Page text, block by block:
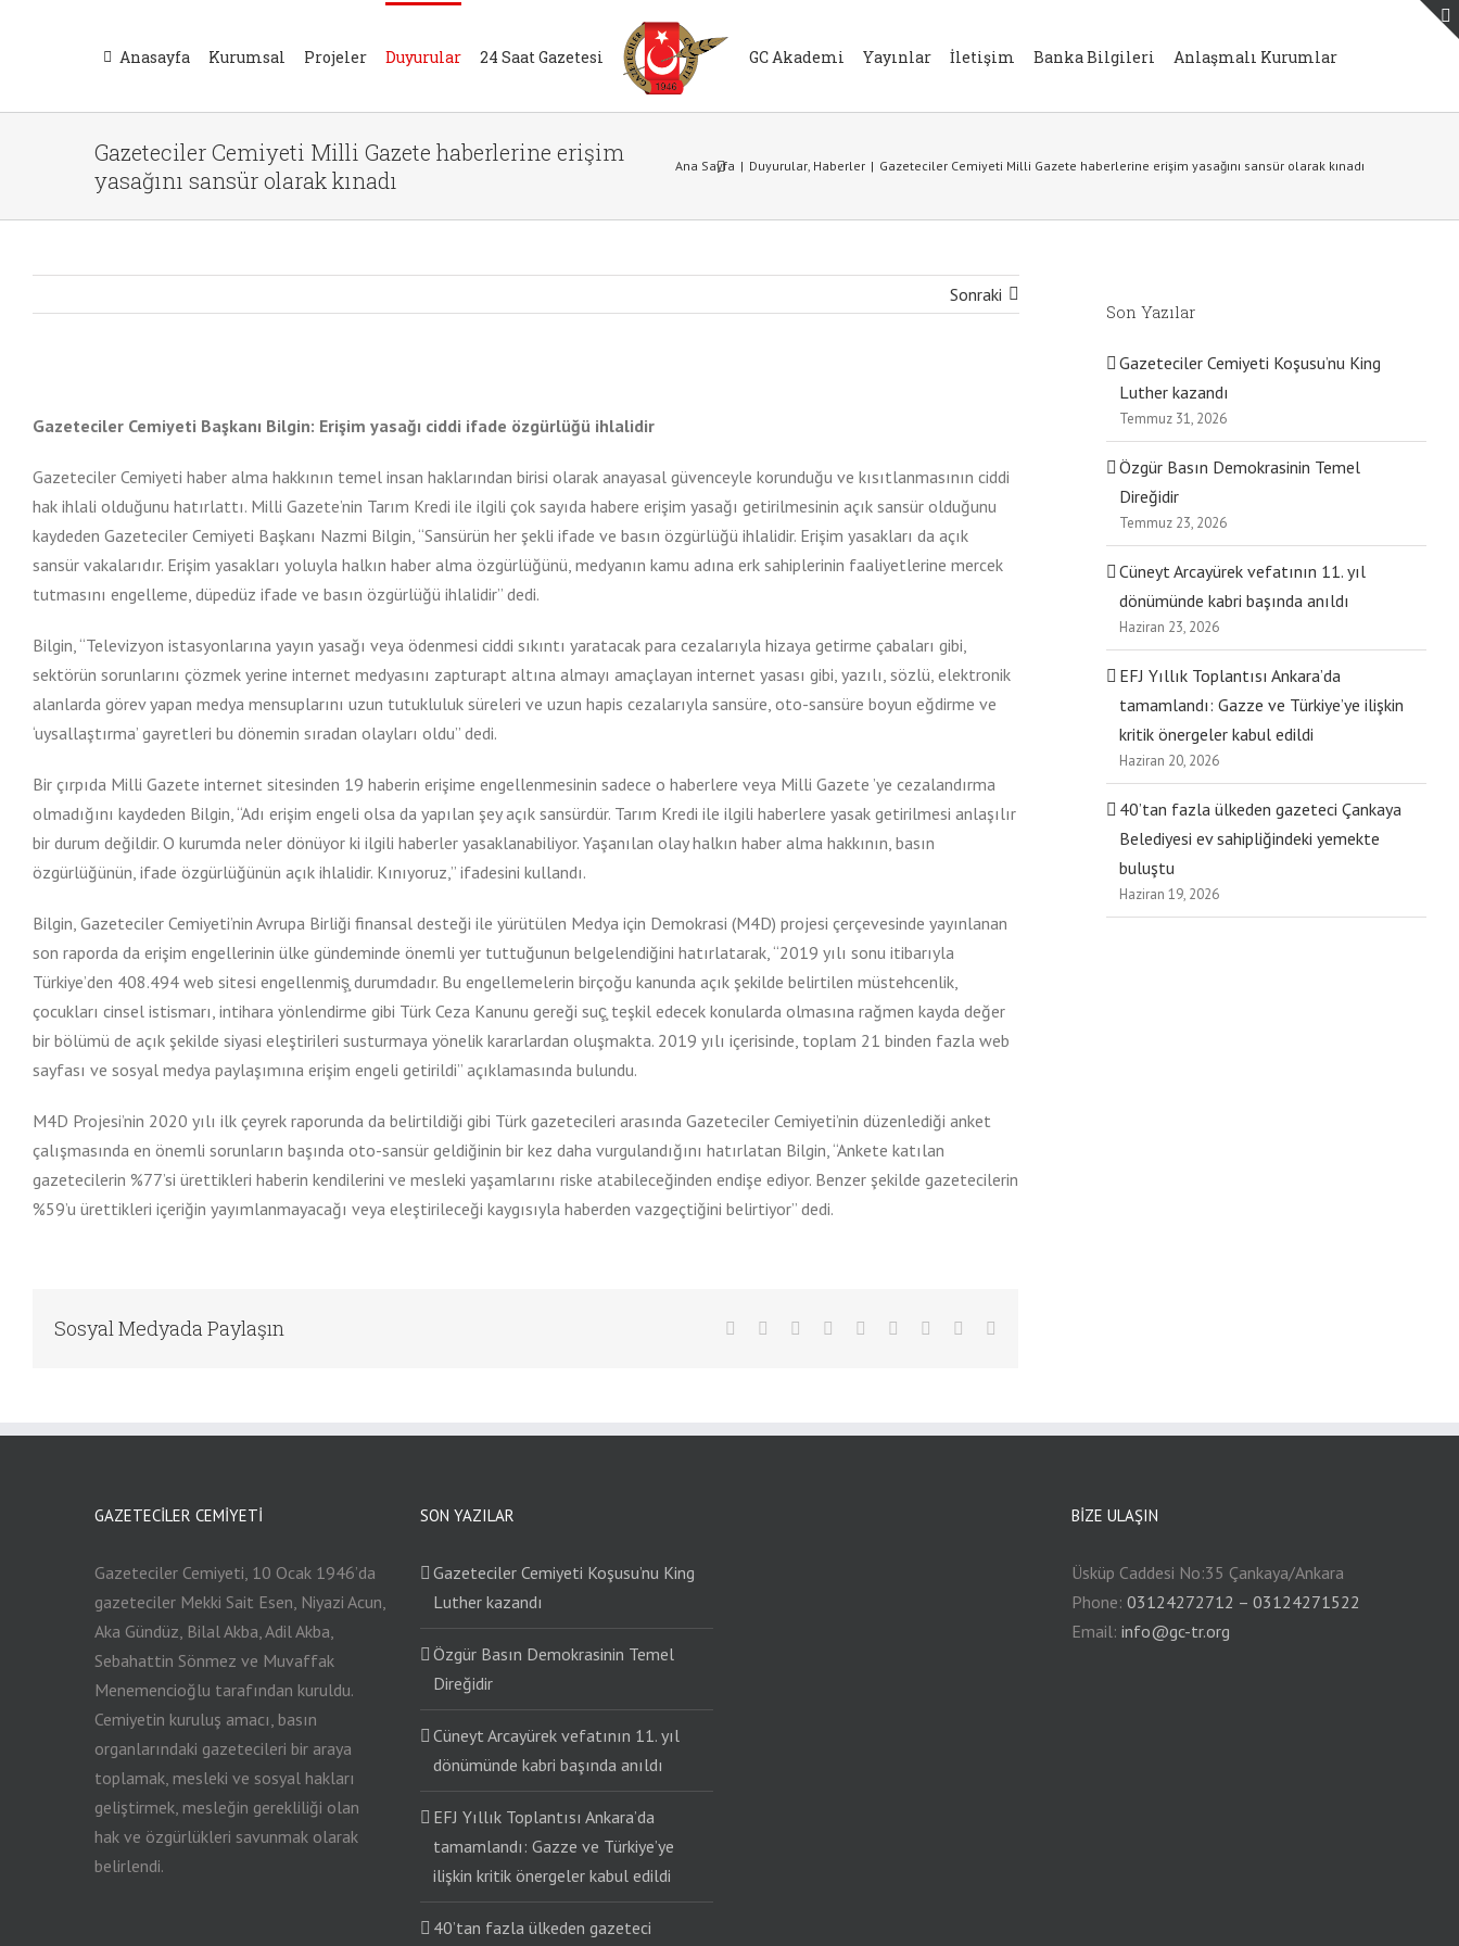
Anasayfa Kurumsal Projeler Duyurular 24 Saat Gazetesi GC Akademi Yayınlar İletişim Banka Bilgileri Anlaşmalı Kurumlar
Gazeteciler Cemiyeti Milli Gazete haberlerine erişim
yasağını sansür olarak kınadı
Ana Sayfa | Duyurular, Haberler | Gazeteciler Cemiyeti Milli Gazete haberlerine erişim yasağını sansür olarak kınadı
Sonraki
Larger
Gazeteciler Cemiyeti Başkanı Bilgin: Erişim yasağı ciddi ifade özgürlüğü ihlalidir
Gazeteciler Cemiyeti haber alma hakkının temel insan haklarından birisi olarak anayasal güvenceyle korunduğu ve kısıtlanmasının ciddi
hak ihlali olduğunu hatırlattı. Milli Gazete’nin Tarım Kredi ile ilgili çok sayıda habere erişim yasağı getirilmesinin açık sansür olduğunu
kaydeden Gazeteciler Cemiyeti Başkanı Nazmi Bilgin, “Sansürün her şekli ifade ve basın özgürlüğü ihlalidir. Erişim yasakları da açık
sansür vakalarıdır. Erişim yasakları yoluyla halkın haber alma özgürlüğünü, medyanın kamu adına erk sahiplerinin faaliyetlerine mercek
tutmasını engelleme, düpedüz ifade ve basın özgürlüğü ihlalidir” dedi.
Bilgin, “Televizyon istasyonlarına yayın yasağı veya ödenmesi ciddi sıkıntı yaratacak para cezalarıyla hizaya getirme çabaları gibi,
sektörün sorunlarını çözmek yerine internet medyasını zapturapt altına almayı amaçlayan internet yasası gibi, yazılı, sözlü, elektronik
alanlarda görev yapan medya mensuplarını uzun tutukluluk süreleri ve uzun hapis cezalarıyla sansüre, oto-sansüre boyun eğdirme ve
‘uysallaştırma’ gayretleri bu dönemin sıradan olayları oldu” dedi.
Bir çırpıda Milli Gazete internet sitesinden 19 haberin erişime engellenmesinin sadece o haberlere veya Milli Gazete ’ye cezalandırma
olmadığını kaydeden Bilgin, “Adı erişim engeli olsa da yapılan şey açık sansürdür. Tarım Kredi ile ilgili haberlere yasak getirilmesi anlaşılır
bir durum değildir. O kurumda neler dönüyor ki ilgili haberler yasaklanabiliyor. Yaşanılan olay halkın haber alma hakkının, basın
özgürlüğünün, ifade özgürlüğünün açık ihlalidir. Kınıyoruz,” ifadesini kullandı.
Bilgin, Gazeteciler Cemiyeti’nin Avrupa Birliği finansal desteği ile yürütülen Medya için Demokrasi (M4D) projesi çerçevesinde yayınlanan
son raporda da erişim engellerinin ülke gündeminde önemli yer tuttuğunun belgelendiğini hatırlatarak, “2019 yılı sonu itibarıyla
Türkiye’den 408.494 web sitesi engellenmiş̧ durumdadır. Bu engellemelerin birçoğu kanunda açık şekilde belirtilen müstehcenlik,
çocukları cinsel istismarı, intihara yönlendirme gibi Türk Ceza Kanunu gereği suç̧ teşkil edecek konularda olmasına rağmen kayda değer
bir bölümü de açık şekilde siyasi eleştirileri susturmaya yönelik kararlardan oluşmakta. 2019 yılı içerisinde, toplam 21 binden fazla web
sayfası ve sosyal medya paylaşımına erişim engeli getirildi” açıklamasında bulundu.
M4D Projesi’nin 2020 yılı ilk çeyrek raporunda da belirtildiği gibi Türk gazetecileri arasında Gazeteciler Cemiyeti’nin düzenlediği anket
çalışmasında en önemli sorunların başında oto-sansür geldiğinin bir kez daha vurgulandığını hatırlatan Bilgin, “Ankete katılan
gazetecilerin %77’si ürettikleri haberin kendilerini ve mesleki yaşamlarını riske atabileceğinden endişe ediyor. Benzer şekilde gazetecilerin
%59’u ürettikleri içeriğin yayımlanmayacağı veya eleştirileceği kaygısıyla haberden vazgeçtiğini belirtiyor” dedi.
Sosyal Medyada Paylaşın Facebook
TwitterLinkedIn
Reddit WhatsApp
TumblrPinterest
Son Yazılar
Gazeteciler Cemiyeti Koşusu’nu King
Luther kazandı
Temmuz 31, 2026
Özgür Basın Demokrasinin Temel
Direğidir
Temmuz 23, 2026
Cüneyt Arcayürek vefatının 11. yıl
dönümünde kabri başında anıldı
Haziran 23, 2026
EFJ Yıllık Toplantısı Ankara’da
tamamlandı: Gazze ve Türkiye’ye ilişkin
kritik önergeler kabul edildi
Haziran 20, 2026
40’tan fazla ülkeden gazeteci Çankaya
Belediyesi ev sahipliğindeki yemekte
buluştu
Haziran 19, 2026
GAZETECILER CEMIYETI
Gazeteciler Cemiyeti, 10 Ocak 1946’da
gazeteciler Mekki Sait Esen, Niyazi Acun,
Aka Gündüz, Bilal Akba, Adil Akba,
Sebahattin Sönmez ve Muvaffak
Menemencioğlu tarafından kuruldu.
Cemiyetin kuruluş amacı, basın
organlarındaki gazetecileri bir araya
toplamak, mesleki ve sosyal hakları
geliştirmek, mesleğin gerekliliği olan
hak ve özgürlükleri savunmak olarak
belirlendi.
SON YAZILAR
Gazeteciler Cemiyeti Koşusu’nu King
Luther kazandı
Özgür Basın Demokrasinin Temel
Direğidir
Cüneyt Arcayürek vefatının 11. yıl
dönümünde kabri başında anıldı
EFJ Yıllık Toplantısı Ankara’da
tamamlandı: Gazze ve Türkiye’ye
ilişkin kritik önergeler kabul edildi
40’tan fazla ülkeden gazeteci
BIZE ULAŞIN
Üsküp Caddesi No:35 Çankaya/Ankara
Phone: 03124272712 – 03124271522
Email: info@gc-tr.org